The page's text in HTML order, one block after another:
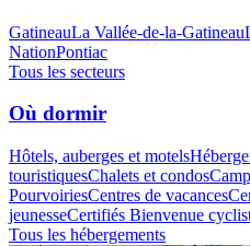
GatineauLa Vallée-de-la-Gatineau
NationPontiac
Tous les secteurs
Où dormir
Hôtels, auberges et motels
touristiquesChalets et condos
PourvoiriesCentres de vacances
jeunesseCertifiés Bienvenue
Tous les hébergements